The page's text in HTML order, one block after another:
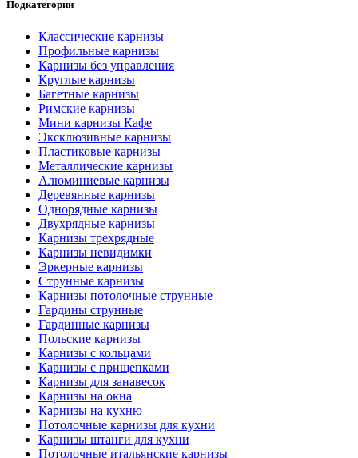
Подкатегории
Классические карнизы
Профильные карнизы
Карнизы без управления
Круглые карнизы
Багетные карнизы
Римские карнизы
Мини карнизы Кафе
Эксклюзивные карнизы
Пластиковые карнизы
Металлические карнизы
Алюминиевые карнизы
Деревянные карнизы
Однорядные карнизы
Двухрядные карнизы
Карнизы трехрядные
Карнизы невидимки
Эркерные карнизы
Струнные карнизы
Карнизы потолочные струнные
Гардины струнные
Гардинные карнизы
Польские карнизы
Карнизы с кольцами
Карнизы с прищепками
Карнизы для занавесок
Карнизы на окна
Карнизы на кухню
Потолочные карнизы для кухни
Карнизы штанги для кухни
Потолочные итальянские карнизы